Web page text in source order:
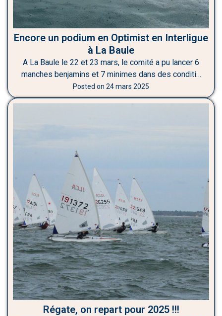
Encore un podium en Optimist en Interligue
à La Baule
A La Baule le 22 et 23 mars, le comité a pu lancer 6
manches benjamins et 7 minimes dans des conditi…
Posted on 24 mars 2025
Régate, on repart pour 2025 !!!